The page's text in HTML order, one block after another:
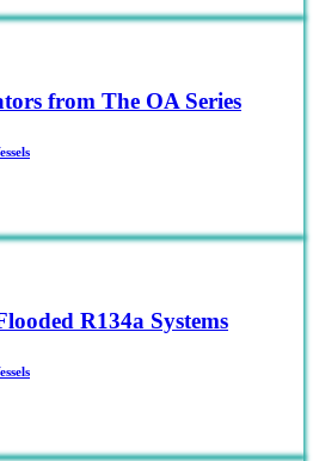
from The OA Series
R134a Systems